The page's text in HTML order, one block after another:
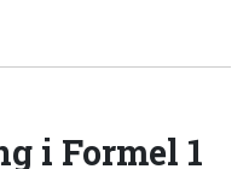
i Formel 1